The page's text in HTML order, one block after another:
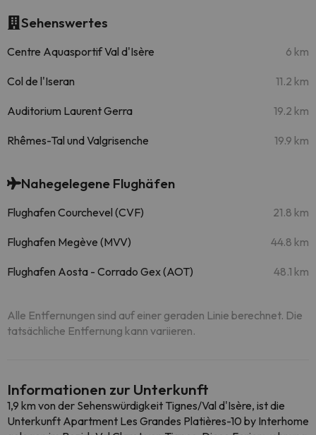
Sehenswertes
Centre Aquasportif Val d'Isère 6 km
Col de l'Iseran 11.2 km
Auditorium Laurent Gerra 19.2 km
Rhêmes-Tal und Valgrisenche 19.9 km
Nahegelegene Flughäfen
Flughafen Courchevel (CVF) 21.8 km
Flughafen Megève (MVV) 44.8 km
Flughafen Aosta - Corrado Gex (AOT) 48.1 km
Alle Entfernungen sind auf einer geraden Linie berechnet. Die
tatsächliche Entfernung kann variieren.
Informationen zur Unterkunft
1,9 km von der Sehenswürdigkeit Tignes/Val d'Isère, ist die
Unterkunft Apartment Les Grandes Platières-10 by Interhome